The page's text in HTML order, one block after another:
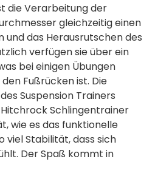
die Verarbeitung der
gleichzeitig einen
und das Herausrutschen des
verfügen sie über ein
bei einigen Übungen
Fußrücken ist. Die
Suspension Trainers
Schlingentrainer
wie es das funktionelle
viel Stabilität, dass sich
Der Spaß kommt in